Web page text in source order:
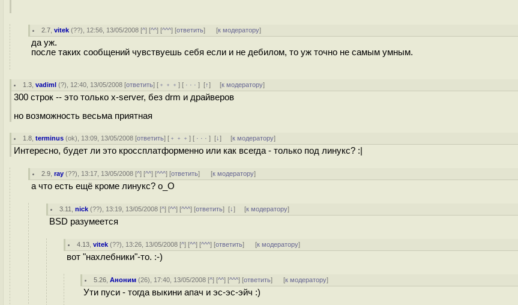
2.7 ,vitek (??), 12:56, 13/05/2008 [^] [^^] [^^^] [ответить] [к модератору]
да уж.
после таких сообщений чувствуешь себя если и не дебилом, то уж точно не самым умным.
1.3 ,vadiml (?), 12:40, 13/05/2008 [ответить] [ ﹢﹢﹢] [ · · ·][↑] [к модератору]
300 строк -- это только x-server, без drm и драйверов
но возможность весьма приятная
1.8 ,terminus (ok), 13:09, 13/05/2008 [ответить] [ ﹢﹢﹢] [ · · ·][↓] [к модератору]
Интересно, будет ли это кроссплатформенно или как всегда - только под линукс? :|
2.9 ,ray (??), 13:17, 13/05/2008 [^] [^^] [^^^] [ответить] [к модератору]
а что есть ещё кроме линукс? o_O
3.11 ,nick (??), 13:19, 13/05/2008 [^] [^^] [^^^] [ответить][↓] [к модератору]
BSD разумеется
4.13 ,vitek (??), 13:26, 13/05/2008 [^] [^^] [^^^] [ответить] [к модератору]
вот "нахлебники"-то. :-)
5.26 ,Аноним (26), 17:40, 13/05/2008 [^] [^^] [^^^] [ответить] [к модератору]
Ути пуси - тогда выкини апач и эс-эс-эйч :)